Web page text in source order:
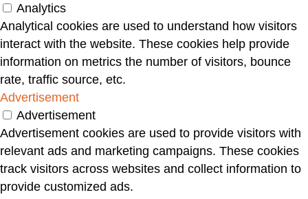
Analytics
Analytical cookies are used to understand how visitors
interact with the website. These cookies help provide
information on metrics the number of visitors, bounce
rate, traffic source, etc.
Advertisement
Advertisement
Advertisement cookies are used to provide visitors with
relevant ads and marketing campaigns. These cookies
track visitors across websites and collect information to
provide customized ads.